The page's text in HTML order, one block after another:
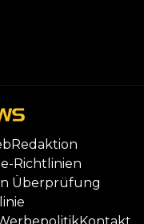
Redaktion
Richtlinien
Überprüfung
Kontakt